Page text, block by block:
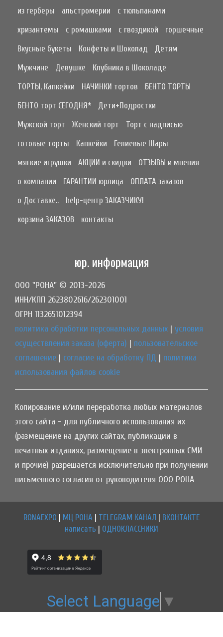
из герберы
альстромерии
с тюльпанами
хризантемы
с ромашками с гвоздикой
горшечные
Вкусные букеты
Конфеты и Шоколад
Детям
Мужчине
Девушке
Клубника в Шоколаде
ТОРТЫ, Капкейки
НАЧИНКИ тортов
БЕНТО ТОРТЫ
БЕНТО торт СЕГОДНЯ*
Дети+Подростки
Мужской торт
Женский торт
Торт с надписью
готовые торты
Капкейки
Гелиевые Шары
мягкие игрушки
АКЦИИ и скидки
ОТЗЫВЫ и мнения
о компании
ГАРАНТИИ юрлица
ОПЛАТА заказов
о Доставке..
help-центр ЗАКАЗЧИКУ!
корзина ЗАКАЗОВ
контакты
юр. информация
ООО "РОНА" © 2013-2026
ИНН/КПП 2623802616/262301001
ОГРН 1132651012394
политика обработки персональных данных | условия
осуществления заказа (оферта) | пользовательское
соглашение | согласие на обработку ПД | политика
использования файлов cookie
Копирование и/или переработка любых материалов
этого сайта - для публичного использования их
(размещение на других сайтах, публикации в
печатных изданиях, размещение в электронных СМИ
и прочие) разрешается исключительно при получении
письменного согласия от руководителя ООО РОНА
RONAEXPO МЦ РОНА TELEGRAM КАНАЛ
ВКОНТАКТЕ
написать
ОДНОКЛАССНИКИ
Select Language ▼